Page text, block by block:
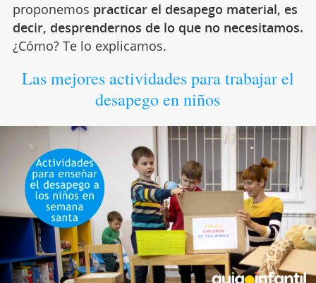
proponemos practicar el desapego material, es
decir, desprendernos de lo que no necesitamos.
¿Cómo? Te lo explicamos.
Las mejores actividades para trabajar el
desapego en niños